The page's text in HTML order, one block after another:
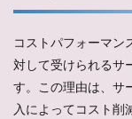
コストパフォーマン
対して受けられるサ
す。この理由は、サ
入によってコスト削